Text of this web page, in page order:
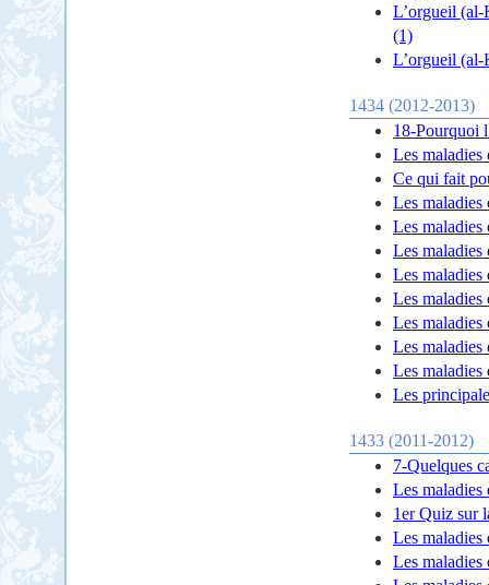
L’orgueil (al-
(1)
L’orgueil
1434 (2012-2013)
18-Pourquoi
Les
Ce qui fait
Les
Les
Les
Les
Les maladies
Les maladies
Les maladies
Les maladies
Les
1433 (2011-2012)
7-Quelques
Les
1er Quiz sur
Les
Les